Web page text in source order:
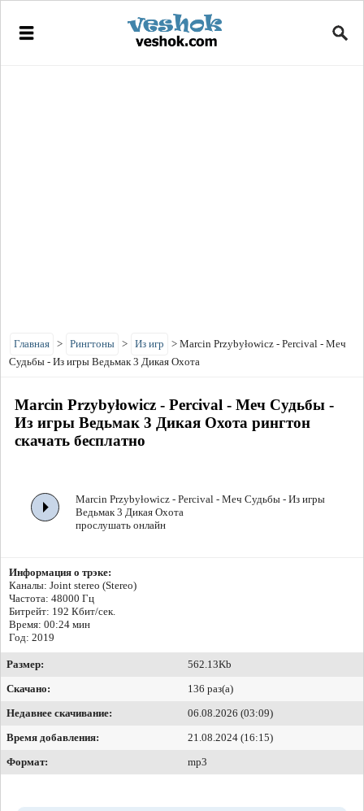
Главная > Рингтоны > Из игр > Marcin Przybyłowicz - Percival - Меч
Судьбы - Из игры Ведьмак 3 Дикая Охота
Marcin Przybyłowicz - Percival - Меч Судьбы -
Из игры Ведьмак 3 Дикая Охота рингтон
скачать бесплатно
Marcin Przybyłowicz - Percival - Меч Судьбы - Из игры
Ведьмак 3 Дикая Охота
прослушать онлайн
Информация о трэке:
Каналы: Joint stereo (Stereo)
Частота: 48000 Гц
Битрейт: 192 Кбит/сек.
Время: 00:24 мин
Год: 2019
Размер:
562.13Kb
Скачано:
136 раз(а)
Недавнее скачивание:
06.08.2026 (03:09)
Время добавления:
21.08.2024 (16:15)
Формат:
mp3